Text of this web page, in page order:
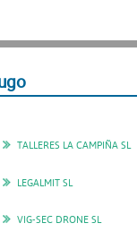
TALLERES LA CAMPIÑA SL
LEGALMIT SL
VIG-SEC DRONE SL